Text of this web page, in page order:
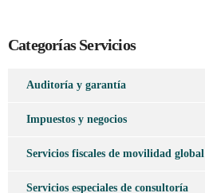
Categorías Servicios
Auditoría y garantía
Impuestos y negocios
Servicios fiscales de movilidad global
Servicios especiales de consultoría